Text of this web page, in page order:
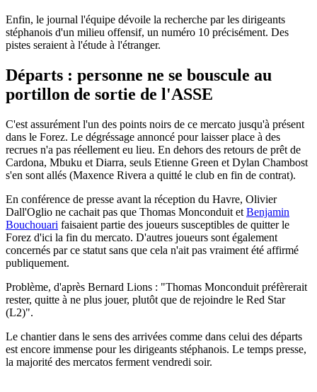
Enfin, le journal l'équipe dévoile la recherche par les dirigeants
stéphanois d'un milieu offensif, un numéro 10 précisément. Des
pistes seraient à l'étude à l'étranger.
Départs : personne ne se bouscule au
portillon de sortie de l'ASSE
C'est assurément l'un des points noirs de ce mercato jusqu'à présent
dans le Forez. Le dégréssage annoncé pour laisser place à des
recrues n'a pas réellement eu lieu. En dehors des retours de prêt de
Cardona, Mbuku et Diarra, seuls Etienne Green et Dylan Chambost
s'en sont allés (Maxence Rivera a quitté le club en fin de contrat).
En conférence de presse avant la réception du Havre, Olivier
Dall'Oglio ne cachait pas que Thomas Monconduit et Benjamin
Bouchouari faisaient partie des joueurs susceptibles de quitter le
Forez d'ici la fin du mercato. D'autres joueurs sont également
concernés par ce statut sans que cela n'ait pas vraiment été affirmé
publiquement.
Problème, d'après Bernard Lions : "Thomas Monconduit préfèrerait
rester, quitte à ne plus jouer, plutôt que de rejoindre le Red Star
(L2)".
Le chantier dans le sens des arrivées comme dans celui des départs
est encore immense pour les dirigeants stéphanois. Le temps presse,
la majorité des mercatos ferment vendredi soir.